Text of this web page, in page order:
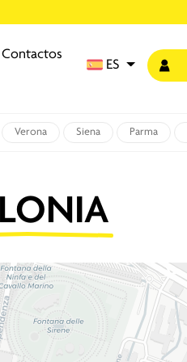
Contactos
ES
Verona Siena Parma